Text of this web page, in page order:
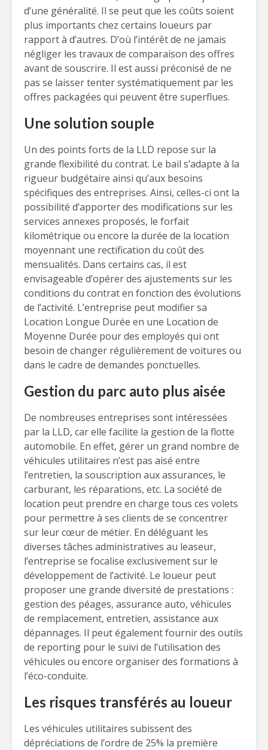
d’une généralité. Il se peut que les coûts soient
plus importants chez certains loueurs par
rapport à d’autres. D’où l’intérêt de ne jamais
négliger les travaux de comparaison des offres
avant de souscrire. Il est aussi préconisé de ne
pas se laisser tenter systématiquement par les
offres packagées qui peuvent être superflues.
Une solution souple
Un des points forts de la LLD repose sur la
grande flexibilité du contrat. Le bail s’adapte à la
rigueur budgétaire ainsi qu’aux besoins
spécifiques des entreprises. Ainsi, celles-ci ont la
possibilité d’apporter des modifications sur les
services annexes proposés, le forfait
kilométrique ou encore la durée de la location
moyennant une rectification du coût des
mensualités. Dans certains cas, il est
envisageable d’opérer des ajustements sur les
conditions du contrat en fonction des évolutions
de l’activité. L’entreprise peut modifier sa
Location Longue Durée en une Location de
Moyenne Durée pour des employés qui ont
besoin de changer régulièrement de voitures ou
dans le cadre de demandes ponctuelles.
Gestion du parc auto plus aisée
De nombreuses entreprises sont intéressées
par la LLD, car elle facilite la gestion de la flotte
automobile. En effet, gérer un grand nombre de
véhicules utilitaires n’est pas aisé entre
l’entretien, la souscription aux assurances, le
carburant, les réparations, etc. La société de
location peut prendre en charge tous ces volets
pour permettre à ses clients de se concentrer
sur leur cœur de métier. En déléguant les
diverses tâches administratives au leaseur,
l’entreprise se focalise exclusivement sur le
développement de l’activité. Le loueur peut
proposer une grande diversité de prestations :
gestion des péages, assurance auto, véhicules
de remplacement, entretien, assistance aux
dépannages. Il peut également fournir des outils
de reporting pour le suivi de l’utilisation des
véhicules ou encore organiser des formations à
l’éco-conduite.
Les risques transférés au loueur
Les véhicules utilitaires subissent des
dépréciations de l’ordre de 25% la première